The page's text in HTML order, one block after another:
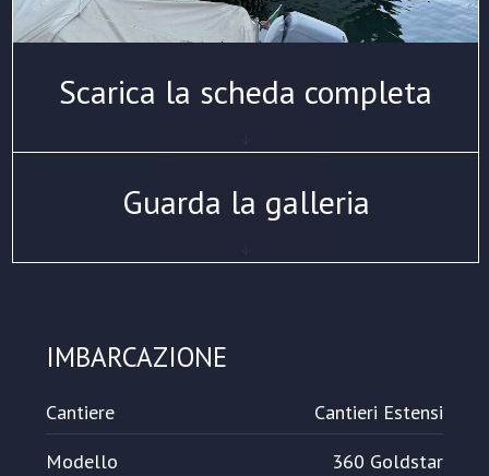
Scarica la scheda completa
Guarda la galleria
IMBARCAZIONE
Cantiere
Cantieri Estensi
Modello
360 Goldstar